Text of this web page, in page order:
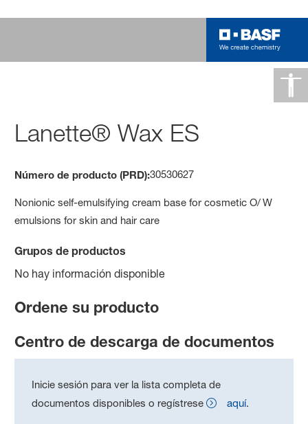
Lanette® Wax ES
Número de producto (PRD):30530627
Nonionic self-emulsifying cream base for cosmetic O/ W
emulsions for skin and hair care
Grupos de productos
No hay información disponible
Ordene su producto
Centro de descarga de documentos
Inicie sesión para ver la lista completa de
documentos disponibles o regístrese
aquí.